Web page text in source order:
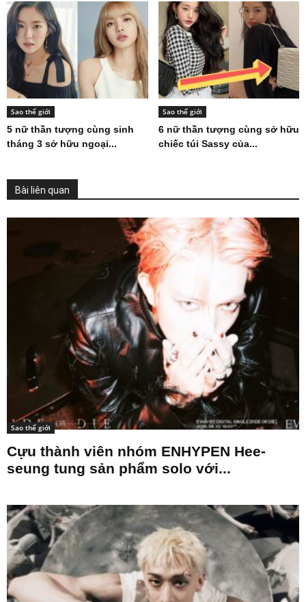
Sao thế giới
5 nữ thần tượng cùng sinh
tháng 3 sở hữu ngoại...
Sao thế giới
6 nữ thần tượng cùng sở hữu
chiếc túi Sassy của...
Bài liên quan
Sao thế giới
Cựu thành viên nhóm ENHYPEN Hee-
seung tung sản phẩm solo với...